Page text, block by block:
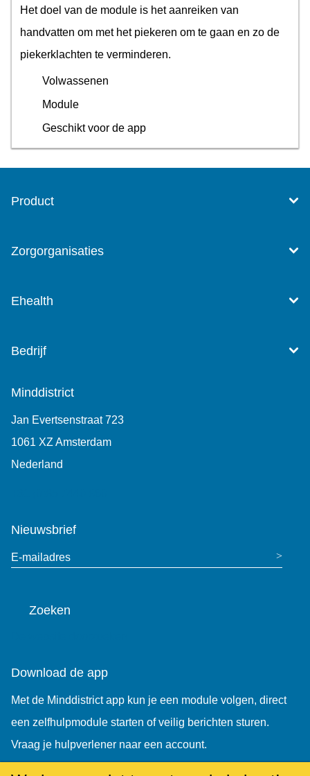
Het doel van de module is het aanreiken van
handvatten om met het piekeren om te gaan en zo de
piekerklachten te verminderen.
Volwassenen
Module
Geschikt voor de app
Product
Zorgorganisaties
Ehealth
Bedrijf
Minddistrict
Jan Evertsenstraat 723
1061 XZ Amsterdam
Nederland
Nieuwsbrief
E-mailadres
Zoeken
Download de app
Met de Minddistrict app kun je een module volgen, direct
een zelfhulpmodule starten of veilig berichten sturen.
Vraag je hulpverlener naar een account.